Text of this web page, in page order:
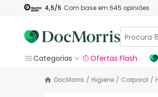
4,5/5 Com base em 645 opiniões
Categorias
Ofertas Flash
DocMorris / Higiene / Corporal /